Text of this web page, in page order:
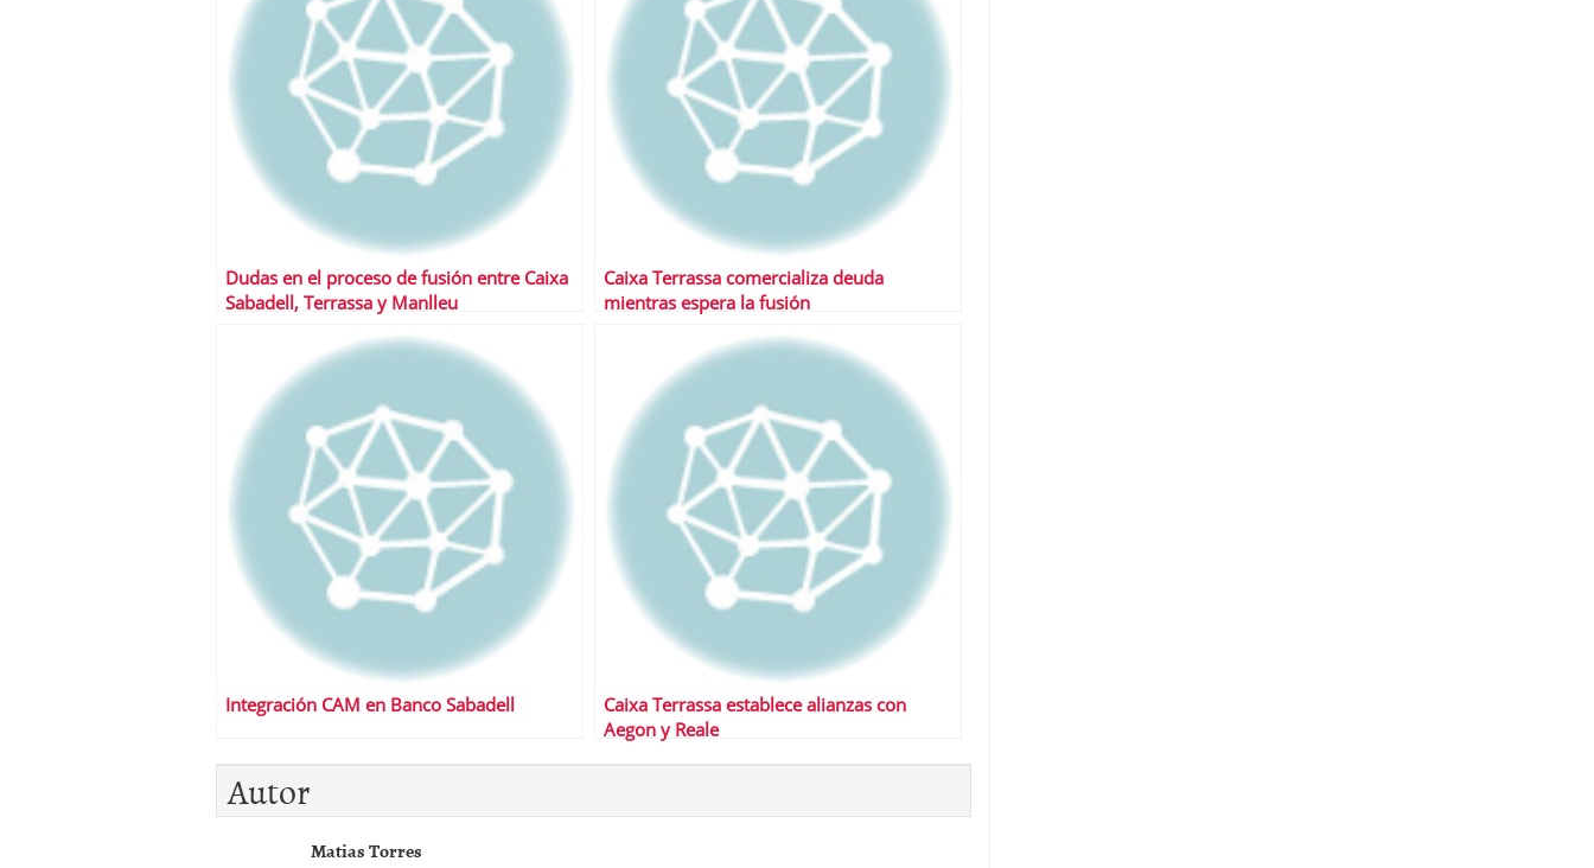
Dudas en el proceso de fusión entre Caixa
Sabadell, Terrassa y Manlleu
Caixa Terrassa comercializa deuda
mientras espera la fusión
Integración CAM en Banco Sabadell
Caixa Terrassa establece alianzas con
Aegon y Reale
Autor
Matias Torres